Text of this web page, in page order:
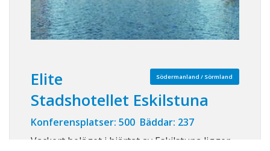
Södermanland / Sörmland
Elite
Stadshotellet Eskilstuna
Konferensplatser: 500 Bäddar: 237
Vackert beläget i hjärtat av Eskilstuna ligger